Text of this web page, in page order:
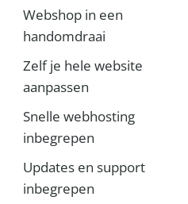
Webshop in een
handomdraai
Zelf je hele website
aanpassen
Snelle webhosting
inbegrepen
Updates en support
inbegrepen